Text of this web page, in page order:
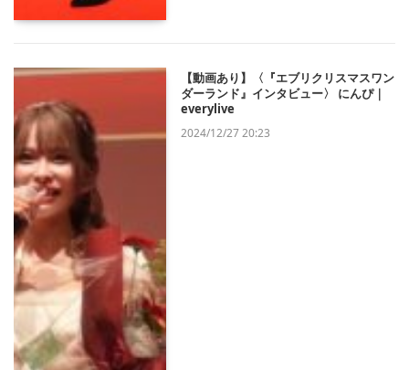
【動画あり】〈『エブリクリスマスワン
ダーランド』インタビュー〉 にんぴ｜
everylive
2024/12/27 20:23